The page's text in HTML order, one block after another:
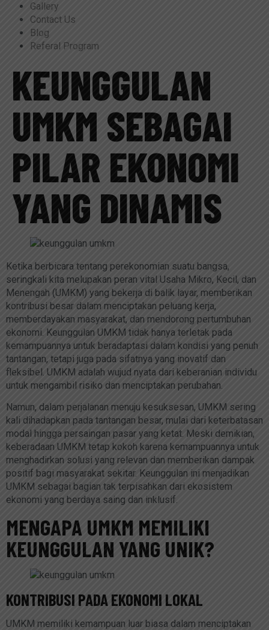
Gallery
Contact Us
Blog
Referal Program
KEUNGGULAN
UMKM SEBAGAI
PILAR EKONOMI
YANG DINAMIS
Ketika berbicara tentang perekonomian suatu bangsa,
seringkali kita melupakan peran vital Usaha Mikro, Kecil, dan
Menengah (UMKM) yang bekerja di balik layar, memberikan
kontribusi besar dalam menciptakan peluang kerja,
memberdayakan masyarakat, dan mendorong pertumbuhan
ekonomi. Keunggulan UMKM tidak hanya terletak pada
kemampuannya untuk beradaptasi dalam kondisi yang penuh
tantangan, tetapi juga pada sifatnya yang inovatif dan
fleksibel. UMKM adalah wujud nyata dari keberanian individu
untuk mengambil risiko dan menciptakan perubahan.
Namun, dalam perjalanan menuju kesuksesan, UMKM sering
kali dihadapkan pada tantangan besar, mulai dari keterbatasan
modal hingga persaingan pasar yang ketat. Meski demikian,
keberadaan UMKM tetap kokoh karena kemampuannya untuk
menghadirkan solusi yang relevan dan memberikan dampak
positif bagi masyarakat sekitar. Keunggulan ini menjadikan
UMKM sebagai bagian tak terpisahkan dari ekosistem
ekonomi yang berdaya saing dan inklusif.
MENGAPA UMKM MEMILIKI
KEUNGGULAN YANG UNIK?
KONTRIBUSI PADA EKONOMI LOKAL
UMKM memiliki kemampuan luar biasa dalam menciptakan